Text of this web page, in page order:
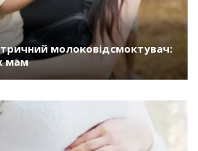
молоковідсмоктувач:
мам